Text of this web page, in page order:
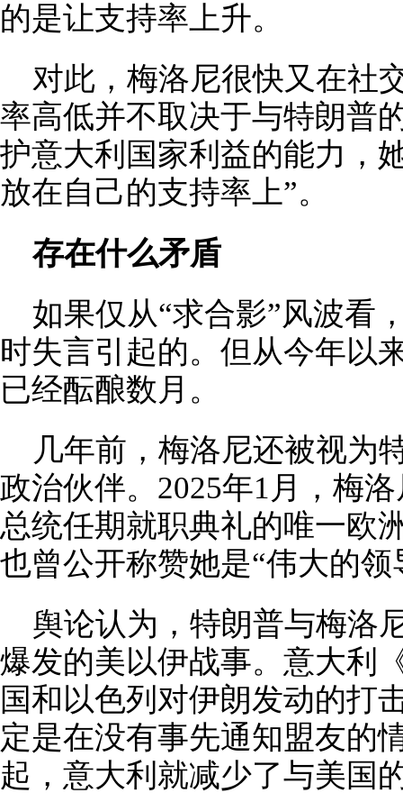
的是让支持率上升。
对此，梅洛尼很快又在社
率高低并不取决于与特朗普
护意大利国家利益的能力，
放在自己的支持率上”。
存在什么矛盾
如果仅从“求合影”风波看
时失言引起的。但从今年以
已经酝酿数月。
几年前，梅洛尼还被视为
政治伙伴。2025年1月，梅
总统任期就职典礼的唯一欧
也曾公开称赞她是“伟大的领
舆论认为，特朗普与梅洛
爆发的美以伊战事。意大利
国和以色列对伊朗发动的打
定是在没有事先通知盟友的
起，意大利就减少了与美国